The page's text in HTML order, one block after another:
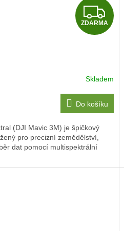
Z
D
R
M
A
ZDARMA
Skladem
Do košíku
(DJI Mavic 3M) je špičkový
pro precizní zemědělství,
dat pomocí multispektrální